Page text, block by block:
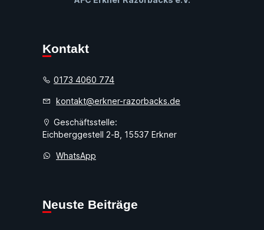
Kontakt
0173 4060 774
kontakt@erkner-razorbacks.de
Geschäftsstelle:
Eichberggestell 2-B, 15537 Erkner
WhatsApp
Neuste Beiträge